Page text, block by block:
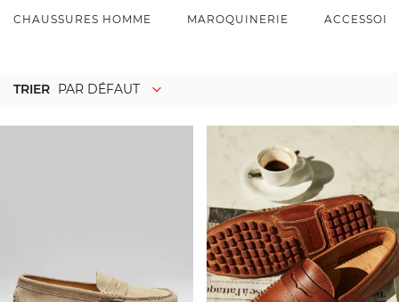
CHAUSSURES HOMME MAROQUINERIE
TRIER PAR DÉFAUT